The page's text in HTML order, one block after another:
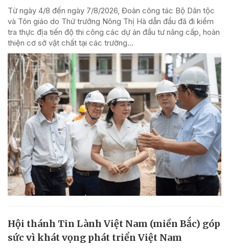
Từ ngày 4/8 đến ngày 7/8/2026, Đoàn công tác Bộ Dân tộc
và Tôn giáo do Thứ trưởng Nông Thị Hà dẫn đầu đã đi kiểm
tra thực địa tiến độ thi công các dự án đầu tư nâng cấp, hoàn
thiện cơ sở vật chất tại các trường...
Hội thánh Tin Lành Việt Nam (miền Bắc) góp
sức vì khát vọng phát triển Việt Nam